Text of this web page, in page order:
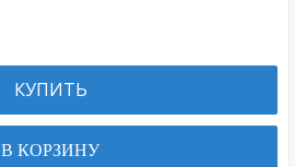
КУПИТЬ
В КОРЗИНУ